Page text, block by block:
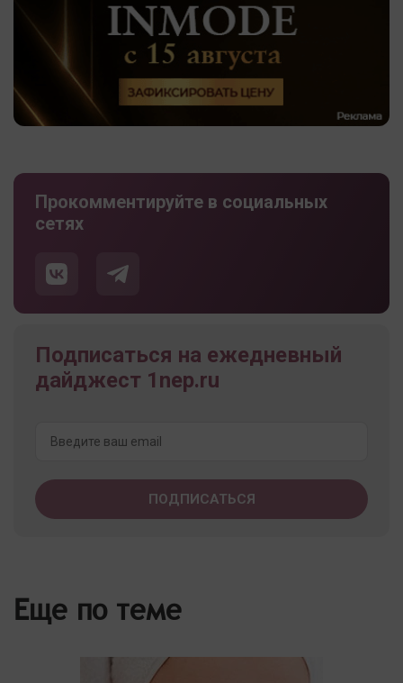
Прокомментируйте в социальных
сетях
Подписаться на ежедневный
дайджест 1nep.ru
Еще по теме